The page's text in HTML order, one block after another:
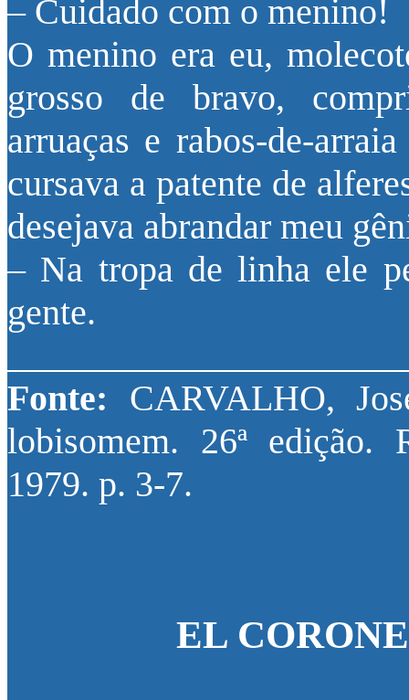
– Cuidado com o menino!
O menino era eu,
grosso de bravo,
arruaças e rabos-de-
cursava a patente de
desejava abrandar meu
– Na tropa de linha ele
gente.
Fonte: CARVALHO,
lobisomem. 26ª edição.
1979. p. 3-7.
EL